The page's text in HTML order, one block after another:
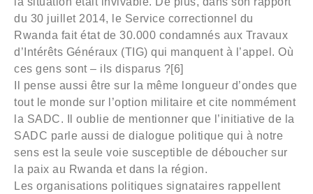
du 30 juillet 2014, le Service correctionnel du
Rwanda fait état de 30.000 condamnés aux Travaux
d’Intérêts Généraux (TIG) qui manquent à l’appel. Où
ces gens sont – ils disparus ?[6]
Il pense aussi être sur la même longueur d’ondes que
tout le monde sur l’option militaire et cite nommément
la SADC. Il oublie de mentionner que l’initiative de la
SADC parle aussi de dialogue politique qui à notre
sens est la seule voie susceptible de déboucher sur
la paix au Rwanda et dans la région.
Les organisations politiques signataires rappellent